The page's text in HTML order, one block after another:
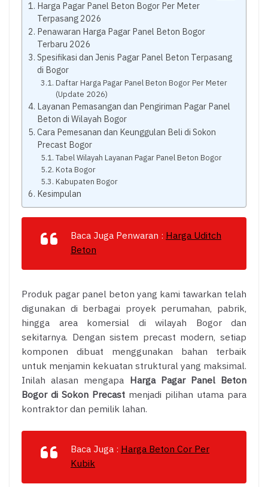
Harga Pagar Panel Beton Bogor Per Meter
Terpasang 2026
Penawaran Harga Pagar Panel Beton Bogor
Terbaru 2026
Spesifikasi dan Jenis Pagar Panel Beton Terpasang
di Bogor
Daftar Harga Pagar Panel Beton Bogor Per Meter
(Update 2026)
Layanan Pemasangan dan Pengiriman Pagar Panel
Beton di Wilayah Bogor
Cara Pemesanan dan Keunggulan Beli di Sokon
Precast Bogor
Tabel Wilayah Layanan Pagar Panel Beton Bogor
Kota Bogor
Kabupaten Bogor
Kesimpulan
Baca Juga Penwaran : Harga Uditch
Beton
Produk pagar panel beton yang kami tawarkan telah
digunakan di berbagai proyek perumahan, pabrik,
hingga area komersial di wilayah Bogor dan
sekitarnya. Dengan sistem precast modern, setiap
komponen dibuat menggunakan bahan terbaik
untuk menjamin kekuatan struktural yang maksimal.
Inilah alasan mengapa Harga Pagar Panel Beton
Bogor di Sokon Precast menjadi pilihan utama para
kontraktor dan pemilik lahan.
Baca Juga : Harga Beton Cor Per
Kubik